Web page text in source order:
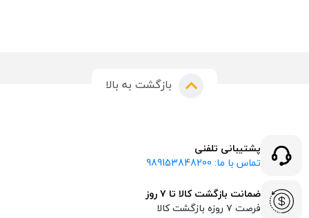
بازگشت به بالا
پشتیبانی تلفنی
تماس با ما: 989153848200
ضمانت بازگشت کالا تا ۷ روز
فرصت ۷ روزه بازگشت کالا